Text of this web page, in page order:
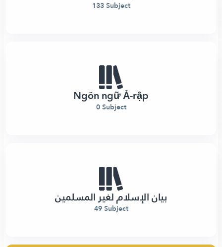
133 Subject
Ngôn ngữ Ả-rập
0 Subject
بيان الإسلام لغير المسلمين
49 Subject